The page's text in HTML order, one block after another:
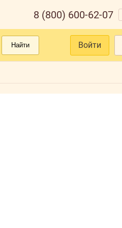
8 (800) 600-62-07
Найти Войти